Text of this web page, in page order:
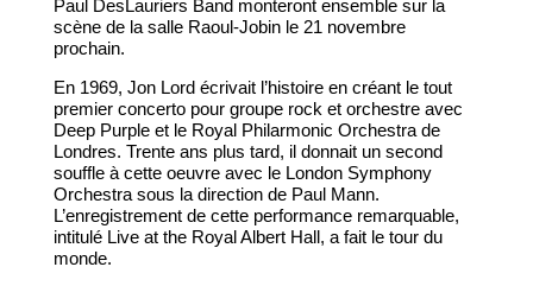
Paul DesLauriers Band monteront ensemble sur la
scène de la salle Raoul-Jobin le 21 novembre
prochain.
En 1969, Jon Lord écrivait l’histoire en créant le tout
premier concerto pour groupe rock et orchestre avec
Deep Purple et le Royal Philarmonic Orchestra de
Londres. Trente ans plus tard, il donnait un second
souffle à cette oeuvre avec le London Symphony
Orchestra sous la direction de Paul Mann.
L’enregistrement de cette performance remarquable,
intitulé Live at the Royal Albert Hall, a fait le tour du
monde.